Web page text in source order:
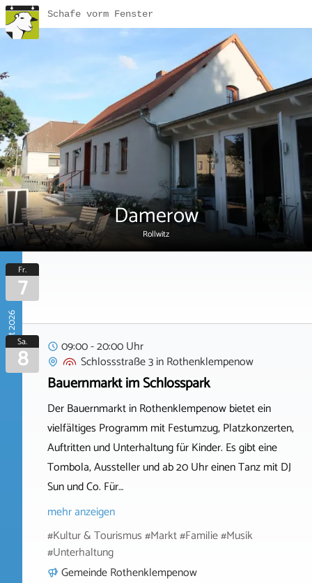
Schafe vorm Fenster
Damerow
Rollwitz
August 2026
Fr.
7
Sa.
8
09:00 - 20:00 Uhr
Schlossstraße 3inRothenklempenow
Bauernmarkt im Schlosspark
Der Bauernmarkt in Rothenklempenow bietet ein
vielfältiges Programm mit Festumzug, Platzkonzerten,
Auftritten und Unterhaltung für Kinder. Es gibt eine
Tombola, Aussteller und ab 20 Uhr einen Tanz mit DJ
Sun und Co. Für…
mehr anzeigen
#Kultur & Tourismus #Markt #Familie #Musik
#Unterhaltung
Gemeinde Rothenklempenow